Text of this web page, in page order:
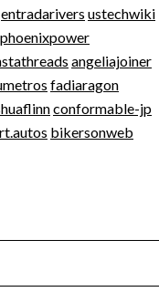
entradarivers ustechwiki
phoenixpower
angeliajoiner
fadiaragon
conformable-jp
bikersonweb